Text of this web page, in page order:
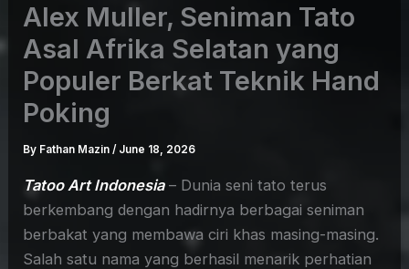
Alex Muller, Seniman Tato
Asal Afrika Selatan yang
Populer Berkat Teknik Hand
Poking
By Fathan Mazin/ June 18, 2026
Tatoo Art Indonesia– Dunia seni tato terus
berkembang dengan hadirnya berbagai seniman
berbakat yang membawa ciri khas masing-masing.
Salah satu nama yang berhasil menarik perhatian